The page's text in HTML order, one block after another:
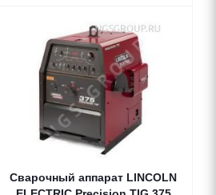
Сварочный аппарат LINCOLN